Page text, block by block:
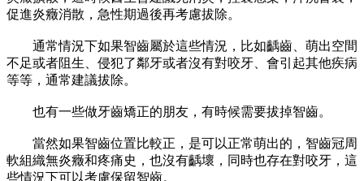
促進炎癥消散，急性期過後再考慮拔除。
通常情況下如果智齒屬於這些情況，比如齲齒、萌出空間
不足或者阻生、侵犯了鄰牙或者沒有對咬牙、會引起其他疾病
等等，通常建議拔除。
也有一些做牙齒矯正的朋友，有時候需要拔掉智齒。
當然如果智齒位置比較正，是可以正常萌出的，智齒冠周
軟組織無炎癥和疼痛史，也沒有齲壞，同時也存在對咬牙，這
些情況下可以考慮保留智齒。